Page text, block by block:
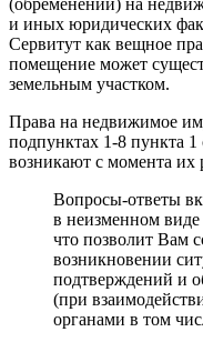
и иных юридических
Сервитут как вещное
помещение может
земельным участком.
Права на недвижимое
подпунктах 1-8 пункта 1
возникают с момента их
Вопросы-ответы
в неизменном виде
что позволит Вам
возникновении
подтверждений и
(при
органами в том